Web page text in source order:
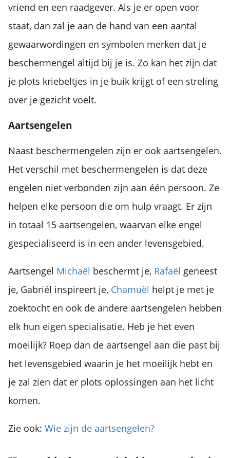
vriend en een raadgever. Als je er open voor
staat, dan zal je aan de hand van een aantal
gewaarwordingen en symbolen merken dat je
beschermengel altijd bij je is. Zo kan het zijn dat
je plots kriebeltjes in je buik krijgt of een streling
over je gezicht voelt.
Aartsengelen
Naast beschermengelen zijn er ook aartsengelen.
Het verschil met beschermengelen is dat deze
engelen niet verbonden zijn aan één persoon. Ze
helpen elke persoon die om hulp vraagt. Er zijn
in totaal 15 aartsengelen, waarvan elke engel
gespecialiseerd is in een ander levensgebied.
Aartsengel Michaël beschermt je, Rafaël geneest
je, Gabriël inspireert je, Chamuël helpt je met je
zoektocht en ook de andere aartsengelen hebben
elk hun eigen specialisatie. Heb je het even
moeilijk? Roep dan de aartsengel aan die past bij
het levensgebied waarin je het moeilijk hebt en
je zal zien dat er plots oplossingen aan het licht
komen.
Zie ook: Wie zijn de aartsengelen?